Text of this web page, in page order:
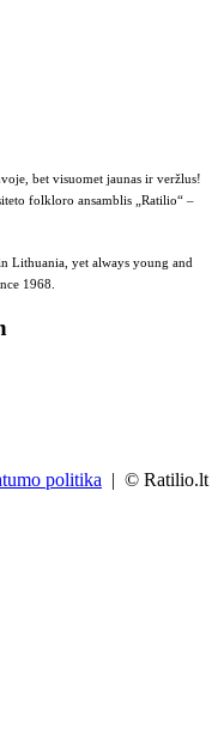
bet visuomet jaunas ir veržlus!
folkloro ansamblis „Ratilio“ –
Lithuania, yet always young and
1968.
politika | © Ratilio.lt